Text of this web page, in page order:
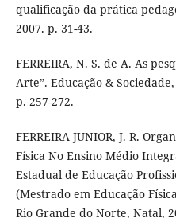
qualificação da prática
2007. p. 31-43.
FERREIRA, N. S. de A. As
Arte”. Educação &
p. 257-272.
FERREIRA JUNIOR, J. R.
Física No Ensino Médio
Estadual de Educação
(Mestrado em Educação
Rio Grande do Norte, Natal,